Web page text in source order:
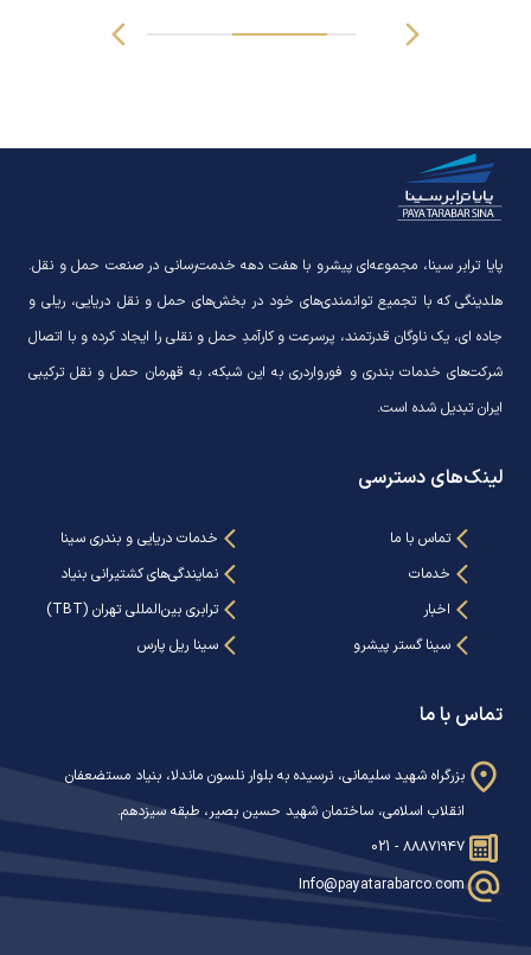
پایا ترابر سینا، مجموعه‌ای پیشرو با هفت دهه خدمت‌رسانی در صنعت حمل و نقل.
هلدینگی که با تجمیع توانمندی‌های خود در بخش‌های حمل و نقل دریایی، ریلی و
جاده ای، یک ناوگان قدرتمند، پرسرعت و کارآمدِ حمل و نقلی را ایجاد کرده و با اتصال
شرکت‌های خدمات بندری و فورواردری به این شبکه، به قهرمان حمل و نقل ترکیبی
ایران تبدیل شده است.
لینک‌های دسترسی
تماس با ما
خدمات دریایی و بندری سینا
خدمات
نمایندگی‌های کشتیرانی بنیاد
اخبار
ترابری بین‌المللی تهران (TBT)
سینا گستر پیشرو
سینا ریل پارس
تماس با ما
بزرگراه شهید سلیمانی، نرسیده به بلوار نلسون ماندلا، بنیاد مستضعفان
انقلاب اسلامی، ساختمان شهید حسین بصیر، طبقه سیزدهم.
021 - ۸۸۸۷۱۹۴۷
Info@payatarabarco.com